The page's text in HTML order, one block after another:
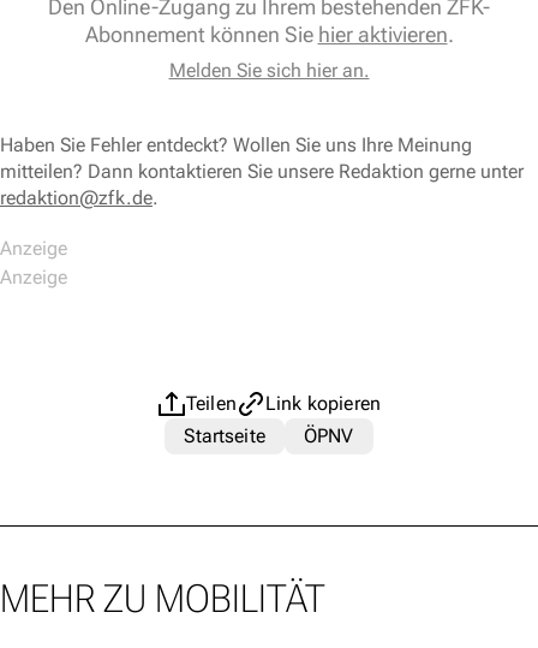
Den Online-Zugang zu Ihrem bestehenden ZFK-
Abonnement können Sie hier aktivieren.
Melden Sie sich hier an.
Haben Sie Fehler entdeckt? Wollen Sie uns Ihre Meinung
mitteilen? Dann kontaktieren Sie unsere Redaktion gerne unter
redaktion@zfk.de.
Teilen
Link kopieren
Startseite
ÖPNV
MEHR ZU MOBILITÄT